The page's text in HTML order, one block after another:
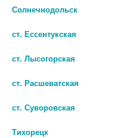
ПРОКЛАДКИ УРОЛОГИЧ.
Солнечнодольск
ст. Ессентукская
ст. Лысогорская
ст. Расшеватская
ст. Суворовская
Тихорецк